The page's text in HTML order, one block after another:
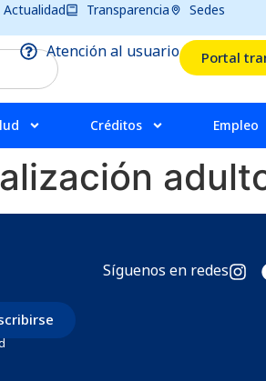
Actualidad Transparencia Sedes
Atención al usuario Portal
Créditos Empleo
Síguenos en redes